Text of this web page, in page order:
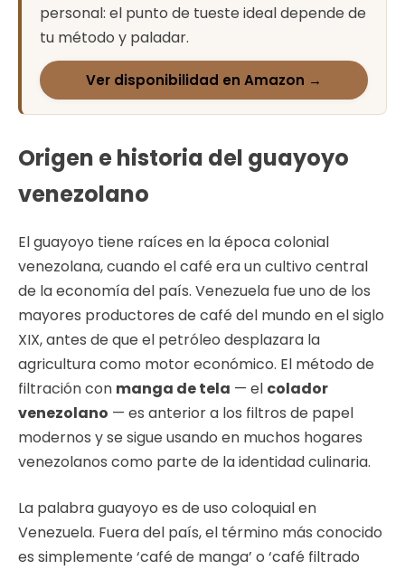
personal: el punto de tueste ideal depende de
tu método y paladar.
Ver disponibilidad en Amazon →
Origen e historia del guayoyo
venezolano
El guayoyo tiene raíces en la época colonial
venezolana, cuando el café era un cultivo central
de la economía del país. Venezuela fue uno de los
mayores productores de café del mundo en el siglo
XIX, antes de que el petróleo desplazara la
agricultura como motor económico. El método de
filtración con manga de tela — el colador
venezolano — es anterior a los filtros de papel
modernos y se sigue usando en muchos hogares
venezolanos como parte de la identidad culinaria.
La palabra guayoyo es de uso coloquial en
Venezuela. Fuera del país, el término más conocido
es simplemente ‘café de manga’ o ‘café filtrado